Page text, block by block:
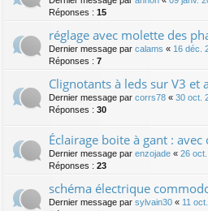
Réponses : 15
réglage avec molette des
Dernier message par calams « 16 déc.
Réponses : 7
Clignotants à leds sur V3
Dernier message par corrs78 « 30 oct.
Réponses : 30
Éclairage boite à gant :
Dernier message par enzojade « 26
Réponses : 23
schéma électrique
Dernier message par sylvain30 « 11